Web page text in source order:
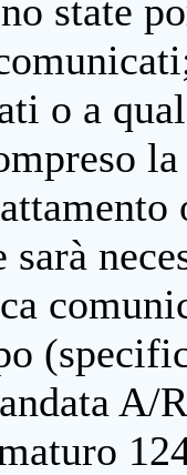
state
o a